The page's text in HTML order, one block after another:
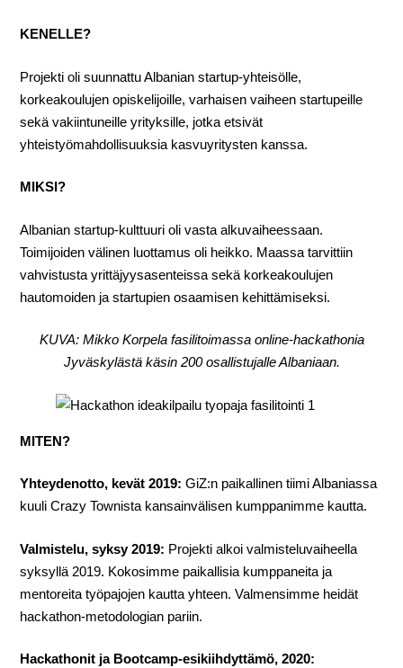
KENELLE?
Projekti oli suunnattu Albanian startup-yhteisölle,
korkeakoulujen opiskelijoille, varhaisen vaiheen startupeille
sekä vakiintuneille yrityksille, jotka etsivät
yhteistyömahdollisuuksia kasvuyritysten kanssa.
MIKSI?
Albanian startup-kulttuuri oli vasta alkuvaiheessaan.
Toimijoiden välinen luottamus oli heikko. Maassa tarvittiin
vahvistusta yrittäjyysasenteissa sekä korkeakoulujen
hautomoiden ja startupien osaamisen kehittämiseksi.
KUVA: Mikko Korpela fasilitoimassa online-hackathonia
Jyväskylästä käsin 200 osallistujalle Albaniaan.
MITEN?
Yhteydenotto, kevät 2019: GiZ:n paikallinen tiimi Albaniassa
kuuli Crazy Townista kansainvälisen kumppanimme kautta.
Valmistelu, syksy 2019: Projekti alkoi valmisteluvaiheella
syksyllä 2019. Kokosimme paikallisia kumppaneita ja
mentoreita työpajojen kautta yhteen. Valmensimme heidät
hackathon-metodologian pariin.
Hackathonit ja Bootcamp-esikiihdyttämö, 2020: